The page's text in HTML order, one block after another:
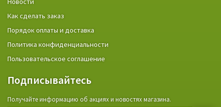
Как сделать заказ
Порядок оплаты и доставка
Политика конфиденциальности
Пользовательское соглашение
Подписывайтесь
Получайте информацию об акциях и новостях магазина.